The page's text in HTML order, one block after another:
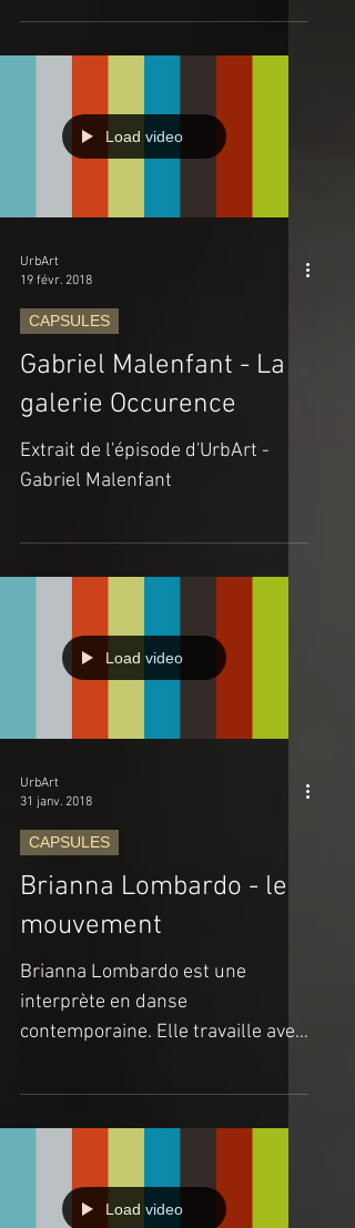
19 févr. 2018
CAPSULES
Gabriel Malenfant - La
galerie Occurence
Extrait de l'épisode d'UrbArt -
31 janv. 2018
CAPSULES
Brianna Lombardo - le
mouvement
Brianna Lombardo est une
interprète en danse
la chorégraphe Mélanie Demers
(MAYDAY) depuis quelques...